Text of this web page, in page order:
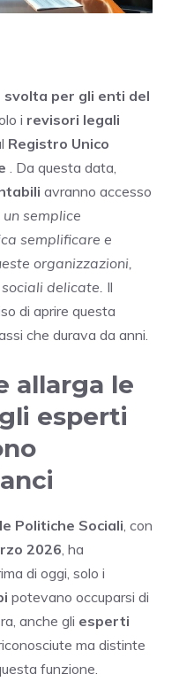
svolta per gli enti del
i revisori legali
Registro Unico
. Da questa data,
avranno accesso
un semplice
semplificare e
organizzazioni,
delicate. Il
di aprire questa
che durava da anni.
allarga le
esperti
Politiche Sociali , con
2026 , ha
di oggi, solo i
potevano occuparsi di
anche gli esperti
ma distinte
funzione.